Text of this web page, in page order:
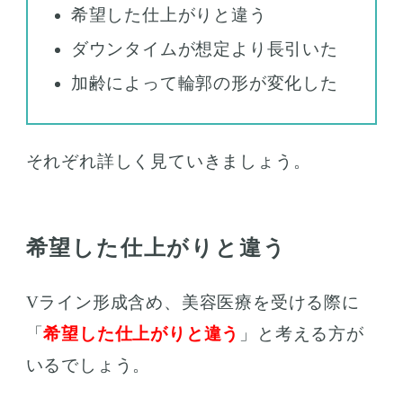
希望した仕上がりと違う
ダウンタイムが想定より長引いた
加齢によって輪郭の形が変化した
それぞれ詳しく見ていきましょう。
希望した仕上がりと違う
Vライン形成含め、美容医療を受ける際に
「希望した仕上がりと違う 」と考える方が
いるでしょう。